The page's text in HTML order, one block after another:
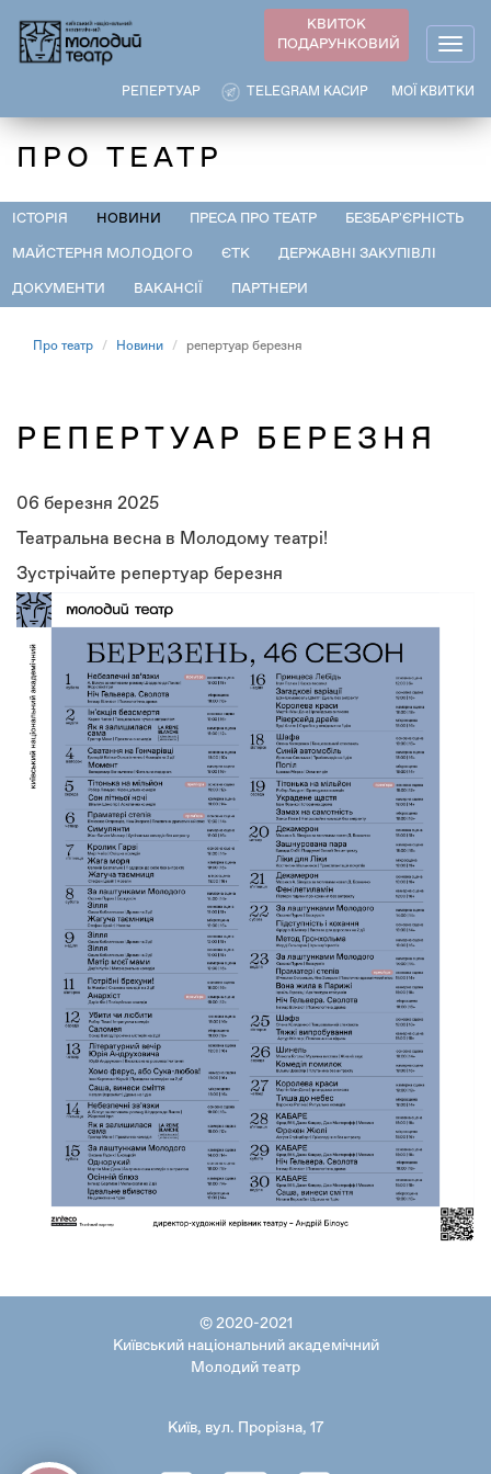
основного
КВИТОК
ПОДАРУНКОВИЙ
МОЇ КВИТКИ
TELEGRAM КАСИР
РЕПЕРТУАР
ПРО ТЕАТР
ІСТОРІЯ НОВИНИ ПРЕСА ПРО ТЕАТР БЕЗБАР'ЄРНІСТЬ
МАЙСТЕРНЯ МОЛОДОГО ЄТК ДЕРЖАВНІ ЗАКУПІВЛІ
ДОКУМЕНТИ ВАКАНСІЇ ПАРТНЕРИ
Про театр Новини репертуар березня
РЕПЕРТУАР БЕРЕЗНЯ
06 березня 2025
Театральна весна в Молодому театрі!
Зустрічайте репертуар березня
© 2020-2021
Київський національний академічний
Молодий театр
Київ, вул. Прорізна, 17